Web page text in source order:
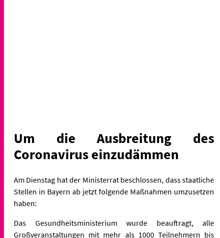
Um die Ausbreitung des
Coronavirus einzudämmen
Am Dienstag hat der Ministerrat beschlossen, dass staatliche
Stellen in Bayern ab jetzt folgende Maßnahmen umzusetzen
haben:
Das Gesundheitsministerium wurde beauftragt, alle
Großveranstaltungen mit mehr als 1000 Teilnehmern bis